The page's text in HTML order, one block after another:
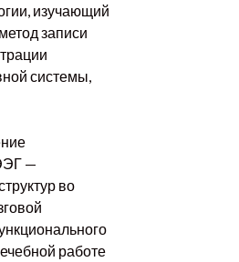
изучающий
записи
системы,
—
во
работе